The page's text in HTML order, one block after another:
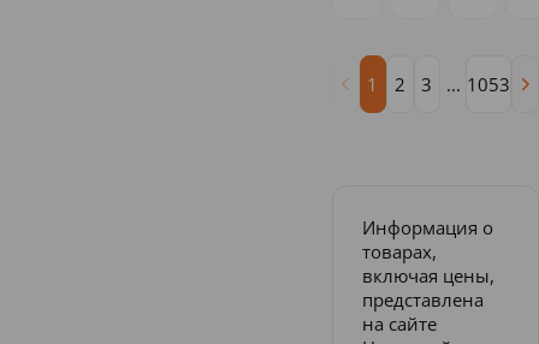
1 2 3 ... 1053
Информация о
товарах,
включая цены,
представлена
на сайте